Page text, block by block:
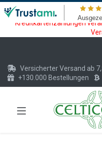
Wartungsarbeiten am
Zeit vom 20.07. -
Kreditkartenzahlungen
Versicherter Versand ab
+130.000 Bestellungen